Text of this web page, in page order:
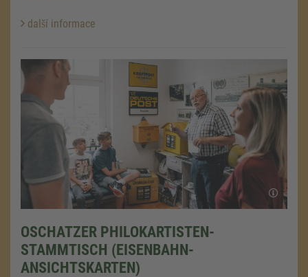
další informace
OSCHATZER PHILOKARTISTEN-
STAMMTISCH (EISENBAHN-
ANSICHTSKARTEN)